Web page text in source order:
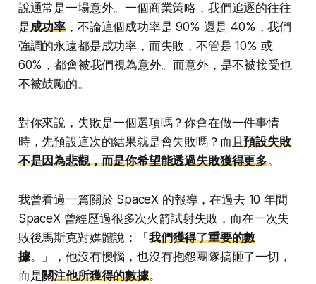
說通常是一場意外。一個商業策略，我們追逐的往往
是成功率 ，不論這個成功率是 90% 還是 40%，我們
強調的永遠都是成功率，而失敗，不管是 10% 或
60%，都會被我們視為意外。而意外，是不被接受也
不被鼓勵的。
對你來說，失敗是一個選項嗎？你會在做一件事情
時，先預設這次的結果就是會失敗嗎？而且預設失敗
不是因為悲觀，而是你希望能透過失敗獲得更多。
我曾看過一篇關於 SpaceX 的報導，在過去 10 年間
SpaceX 曾經歷過很多次火箭試射失敗，而在一次失
敗後馬斯克對媒體說：「 我們獲得了重要的數
據。」，他沒有懊惱，也沒有抱怨團隊搞砸了一切，
而是關注他所獲得的數據。